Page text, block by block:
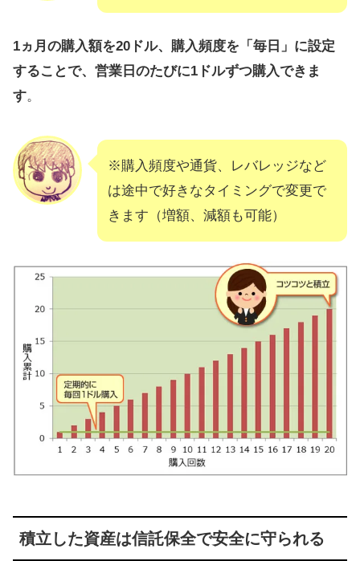
1ヵ月の購入額を20ドル、購入頻度を「毎日」に設定
することで、営業日のたびに1ドルずつ購入できま
す。
※購入頻度や通貨、レバレッジなど
は途中で好きなタイミングで変更で
きます（増額、減額も可能）
積立した資産は信託保全で安全に守られる